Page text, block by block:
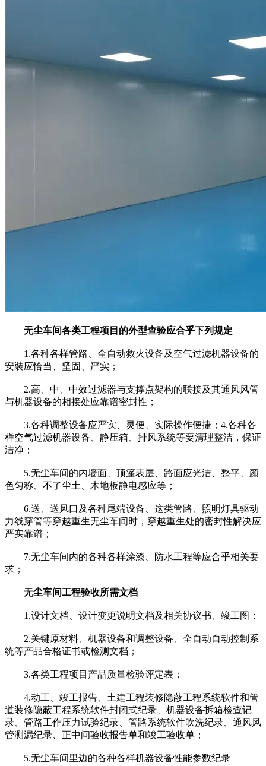
无尘车间各类工程项目的外型查验应合乎下列规定
1.各种各样管路、全自动救火设备及空气过滤机器设备的
安裝应恰当、坚固、严实；
2.高、中、中效过滤器与支撑点架构的联接及其通风风管
与机器设备的相接处应靠谱密封性；
3.各种调整设备应严实、灵便、实际操作便捷；4.各种各
样空气过滤机器设备、静压箱、排风系统等要清理整洁，保证
洁净；
5.无尘车间的内墙面、顶篷表层、路面应光洁、整平、颜
色匀称、不了尘土、木地板静电感应等；
6.送、送风口及各种尾端设备、这类管路、照明灯具驱动
力线穿管等穿越重生无尘车间时，穿越重生处的密封性解决应
严实靠谱；
7.无尘车间内的各种各样涂漆、防水工程等应合乎相关要
求；
无尘车间工程验收所需文档
1.设计文档、设计变更说明文档及相关协议书、竣工图；
2.关键原材料、机器设备和调整设备、全自动自动控制系
统等产品合格证书或检测文档；
3.各类工程项目产品质量检验评定表；
4.动工、竣工报告、土建工程装修隐蔽工程系统软件和管
道装修隐蔽工程系统软件封闭式纪录、机器设备拆箱检查记
录、管路工作压力试验纪录、管路系统软件吹洗纪录、通风风
管测漏纪录、正中间验收报告单和竣工验收单；
5.无尘车间里边的各种各样机器设备性能参数纪录